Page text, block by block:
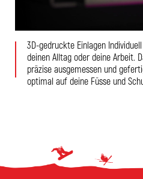
3D-gedruckte Einlagen
deinen Alltag oder deine Arbeit.
präzise ausgemessen und
optimal auf deine Füsse und